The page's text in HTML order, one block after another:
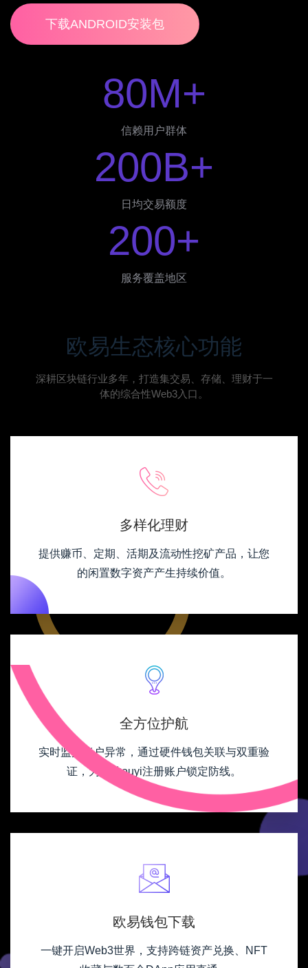
下载ANDROID安装包
80M+
信赖用户群体
200B+
日均交易额度
200+
服务覆盖地区
欧易生态核心功能
深耕区块链行业多年，打造集交易、存储、理财于一
体的综合性Web3入口。
多样化理财
提供赚币、定期、活期及流动性挖矿产品，让您
的闲置数字资产产生持续价值。
全方位护航
实时监控账户异常，通过硬件钱包关联与双重验
证，为您的ouyi注册账户锁定防线。
欧易钱包下载
一键开启Web3世界，支持跨链资产兑换、NFT